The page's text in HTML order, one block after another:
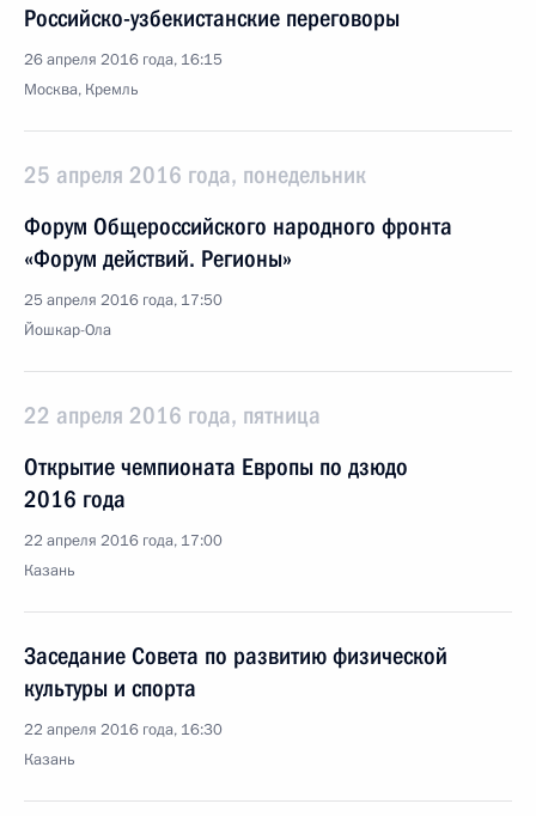
Российско-узбекистанские переговоры
26 апреля 2016 года, 16:15
Москва, Кремль
25 апреля 2016 года, понедельник
Форум Общероссийского народного фронта
«Форум действий. Регионы»
25 апреля 2016 года, 17:50
Йошкар-Ола
22 апреля 2016 года, пятница
Открытие чемпионата Европы по дзюдо
2016 года
22 апреля 2016 года, 17:00
Казань
Заседание Совета по развитию физической
культуры и спорта
22 апреля 2016 года, 16:30
Казань